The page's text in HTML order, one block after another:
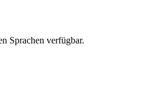
Sprachen verfügbar.